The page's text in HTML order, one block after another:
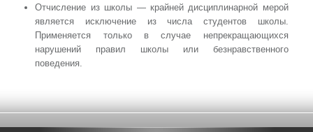
Отчисление из школы — крайней дисциплинарной мерой
является исключение из числа студентов школы.
Применяется только в случае непрекращающихся
нарушений правил школы или безнравственного
поведения.